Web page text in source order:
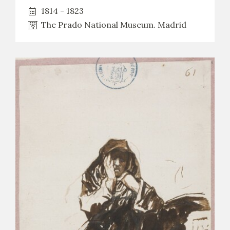
1814 - 1823
The Prado National Museum. Madrid